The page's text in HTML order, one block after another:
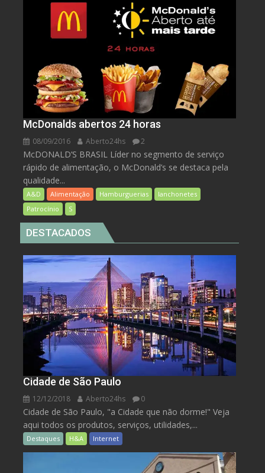
McDonalds abertos 24 horas
08/09/2016 Aberto24hs 2
McDONALD’S BRASIL Líder no segmento de serviço
rápido de alimentação, o McDonald’s se destaca pela
qualidade...
A&D Alimentação Hamburguerias
lanchonetes
Patrocínio
S
DESTACADOS
Cidade de São Paulo
12/12/2018 Aberto24hs 0
Cidade de São Paulo, "a Cidade que não dorme!" Veja
aqui todos os produtos, serviços, utilidades,...
Destaques H&A Internet